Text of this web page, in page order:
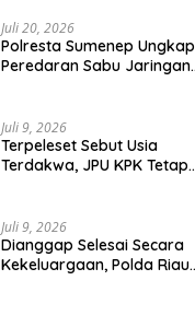
Juli 20, 2026
Polresta Sumenep Ungkap
Peredaran Sabu Jaringan
Juli 9, 2026
Terpeleset Sebut Usia
Terdakwa, JPU KPK Tetap
Juli 9, 2026
Dianggap Selesai Secara
Kekeluargaan, Polda Riau